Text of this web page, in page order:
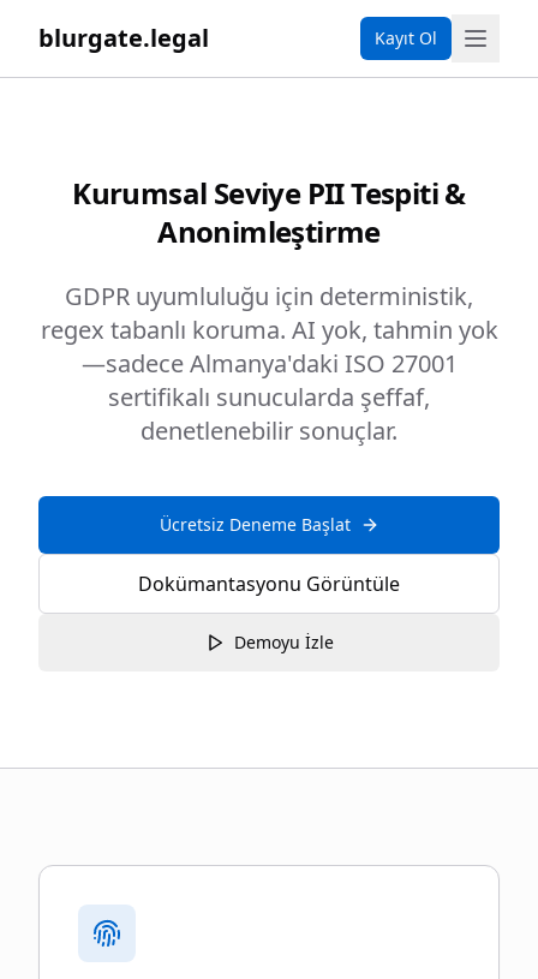
blurgate.legal Kayıt Ol
Kurumsal Seviye PII Tespiti &
Anonimleştirme
GDPR uyumluluğu için deterministik,
regex tabanlı koruma. AI yok, tahmin yok
—sadece Almanya'daki ISO 27001
sertifikalı sunucularda şeffaf,
denetlenebilir sonuçlar.
Ücretsiz Deneme Başlat
Dokümantasyonu Görüntüle
Demoyu İzle
Neden blurgate.legal'i seçmelisiniz